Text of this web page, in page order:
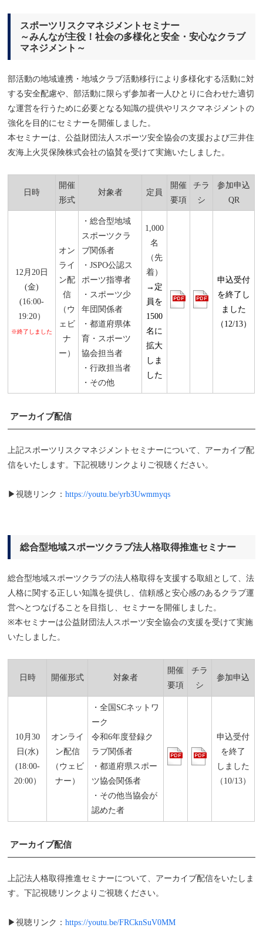
スポーツリスクマネジメントセミナー
～みんなが主役！社会の多様化と安全・安心なクラブ
マネジメント～
部活動の地域連携・地域クラブ活動移行により多様化する活動に対
する安全配慮や、部活動に限らず参加者一人ひとりに合わせた適切
な運営を行うために必要となる知識の提供やリスクマネジメントの
強化を目的にセミナーを開催しました。
本セミナーは、公益財団法人スポーツ安全協会の支援および三井住
友海上火災保険株式会社の協賛を受けて実施いたしました。
日時
開催
形式
対象者 定員
開催
要項
チラ
シ
参加申込
QR
12月20日
(金)
(16:00-
19:20）
※終了しました
オン
ライ
ン配
信
（ウ
ェビ
ナ
ー）
・総合型地域
スポーツクラ
ブ関係者
・JSPO公認ス
ポーツ指導者
・スポーツ少
年団関係者
・都道府県体
育・スポーツ
協会担当者
・行政担当者
・その他
1,000
名
（先
着）
→定
員を
1500
名に
拡大
しま
した
申込受付
を終了し
ました
（12/13）
アーカイブ配信
上記スポーツリスクマネジメントセミナーについて、アーカイブ配
信をいたします。下記視聴リンクよりご視聴ください。
▶視聴リンク：https://youtu.be/yrb3Uwmmyqs
総合型地域スポーツクラブ法人格取得推進セミナー
総合型地域スポーツクラブの法人格取得を支援する取組として、法
人格に関する正しい知識を提供し、信頼感と安心感のあるクラブ運
営へとつなげることを目指し、セミナーを開催しました。
※本セミナーは公益財団法人スポーツ安全協会の支援を受けて実施
いたしました。
日時 開催形式 対象者
開催
要項
チラ
シ
参加申込
10月30
日(水)
(18:00-
20:00）
オンライ
ン配信
（ウェビ
ナー）
・全国SCネットワ
ーク
令和6年度登録ク
ラブ関係者
・都道府県スポー
ツ協会関係者
・その他当協会が
認めた者
申込受付
を終了
しました
（10/13）
アーカイブ配信
上記法人格取得推進セミナーについて、アーカイブ配信をいたしま
す。下記視聴リンクよりご視聴ください。
▶視聴リンク：https://youtu.be/FRCknSuV0MM